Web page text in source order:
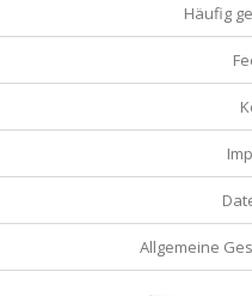
Häufig
Allgemeine